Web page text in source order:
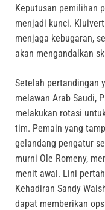
Keputusan pemilihan
menjadi kunci.
menjaga kebugaran,
akan mengandalkan
Setelah pertandingan
melawan Arab Saudi,
melakukan rotasi
tim. Pemain yang
gelandang pengatur
murni Ole Romeny,
menit awal. Lini
Kehadiran Sandy
dapat memberikan